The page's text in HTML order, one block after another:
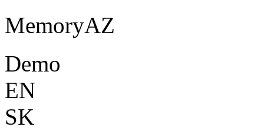
MemoryAZ
Demo
EN
SK